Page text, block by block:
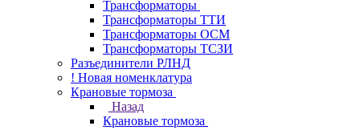
Трансформаторы
Трансформаторы ТТИ
Трансформаторы ОСМ
Трансформаторы ТСЗИ
Разъединители РЛНД
! Новая номенклатура
Крановые тормоза
Назад
Крановые тормоза